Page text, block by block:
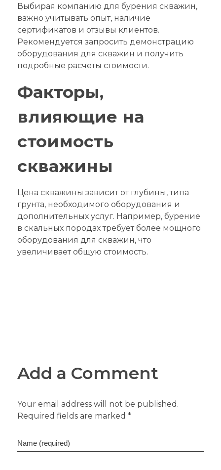
Выбирая компанию для бурения скважин,
важно учитывать опыт, наличие
сертификатов и отзывы клиентов.
Рекомендуется запросить демонстрацию
оборудования для скважин и получить
подробные расчеты стоимости.
Факторы,
влияющие на
стоимость
скважины
Цена скважины зависит от глубины, типа
грунта, необходимого оборудования и
дополнительных услуг. Например, бурение
в скальных породах требует более мощного
оборудования для скважин, что
увеличивает общую стоимость.
Add a Comment
Your email address will not be published.
Required fields are marked *
Name (required)